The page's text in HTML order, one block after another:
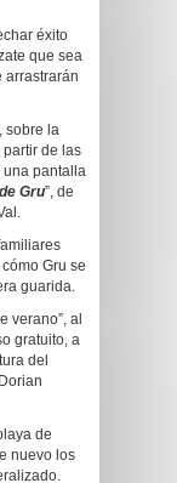
éxito
que sea
arrastrarán
la
de las
una pantalla
Gru”, de
Gru se
guarida.
verano”, al
gratuito, a
del
de
nuevo los